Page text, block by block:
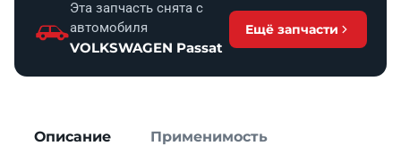
Эта запчасть снята с
автомобиля
VOLKSWAGEN Passat
Ещё запчасти
Описание Применимость